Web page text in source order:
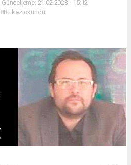
21.02.2023 - 15:12
kez okundu.